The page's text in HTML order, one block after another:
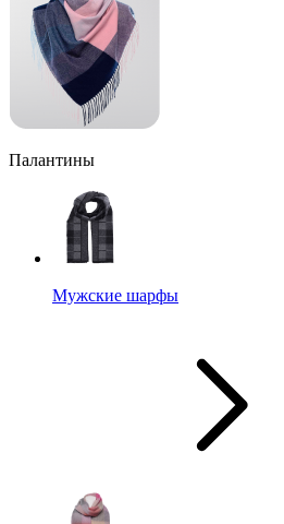
Палантины
Мужские шарфы